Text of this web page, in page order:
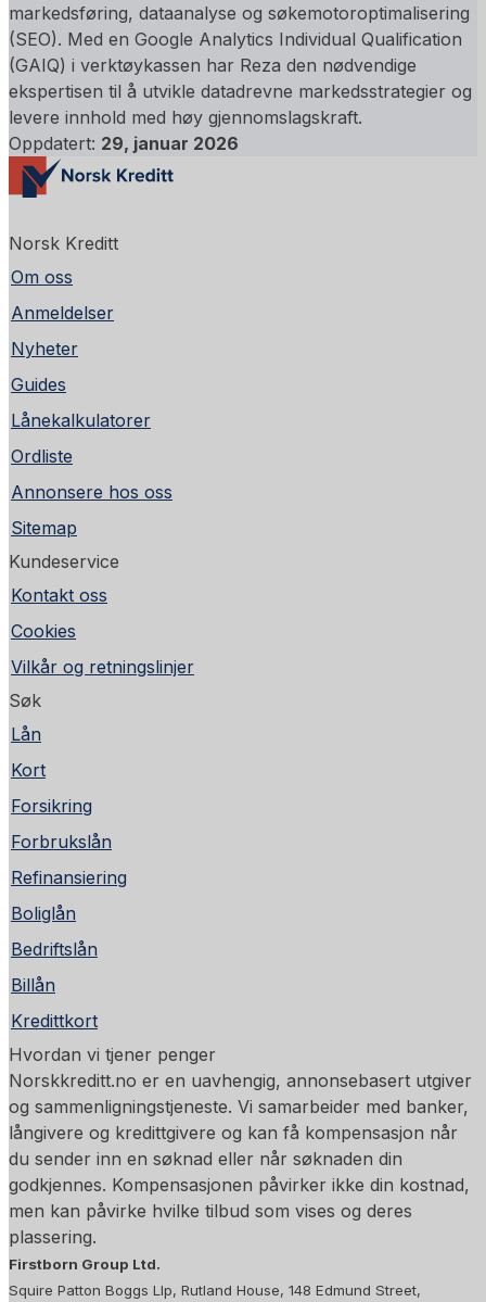
markedsføring, dataanalyse og søkemotoroptimalisering
(SEO). Med en Google Analytics Individual Qualification
(GAIQ) i verktøykassen har Reza den nødvendige
ekspertisen til å utvikle datadrevne markedsstrategier og
levere innhold med høy gjennomslagskraft.
Oppdatert: 29, januar 2026
Norsk Kreditt
Om oss
Anmeldelser
Nyheter
Guides
Lånekalkulatorer
Ordliste
Annonsere hos oss
Sitemap
Kundeservice
Kontakt oss
Cookies
Vilkår og retningslinjer
Søk
Lån
Kort
Forsikring
Forbrukslån
Refinansiering
Boliglån
Bedriftslån
Billån
Kredittkort
Hvordan vi tjener penger
Norskkreditt.no er en uavhengig, annonsebasert utgiver
og sammenligningstjeneste. Vi samarbeider med banker,
långivere og kredittgivere og kan få kompensasjon når
du sender inn en søknad eller når søknaden din
godkjennes. Kompensasjonen påvirker ikke din kostnad,
men kan påvirke hvilke tilbud som vises og deres
plassering.
Firstborn Group Ltd.
Squire Patton Boggs Llp, Rutland House, 148 Edmund Street,